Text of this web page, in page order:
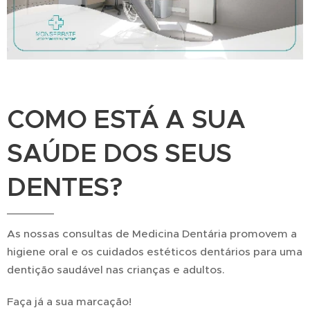
COMO ESTÁ A SUA
SAÚDE DOS SEUS
DENTES?
As nossas consultas de Medicina Dentária promovem a
higiene oral e os cuidados estéticos dentários para uma
dentição saudável nas crianças e adultos.
Faça já a sua marcação!